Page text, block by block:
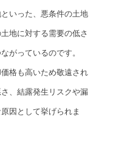
いった、悪条件の土地
地に対する需要の低さ
がっているのです。
格も高いため敬遠され
、結露発生リスクや漏
因として挙げられま